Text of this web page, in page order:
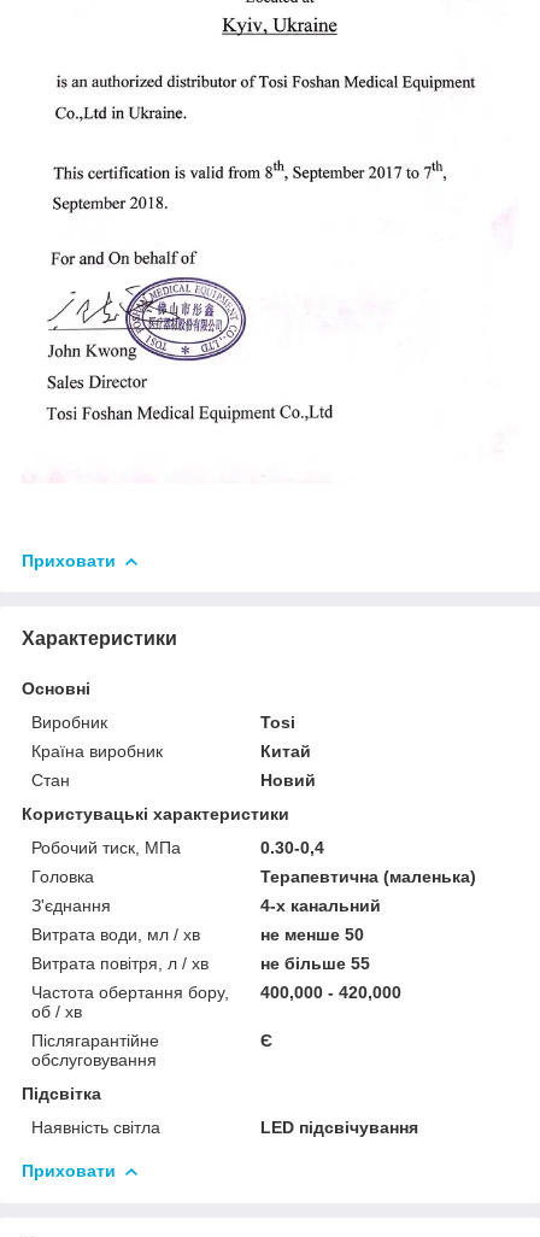
Приховати
Характеристики
Основні
Виробник
Tosi
Країна виробник
Китай
Стан
Новий
Користувацькі характеристики
Робочий тиск, МПа
0.30-0,4
Головка
Терапевтична (маленька)
З'єднання
4-х канальний
Витрата води, мл / хв
не менше 50
Витрата повітря, л / хв
не більше 55
Частота обертання бору,
об / хв
400,000 - 420,000
Післягарантійне
обслуговування
Є
Підсвітка
Наявність світла
LED підсвічування
Приховати